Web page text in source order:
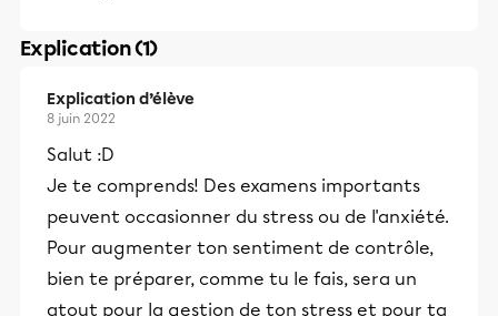
Explication (1)
Explication d’élève
8 juin 2022
Salut :D
Je te comprends! Des examens importants
peuvent occasionner du stress ou de l'anxiété.
Pour augmenter ton sentiment de contrôle,
bien te préparer, comme tu le fais, sera un
atout pour la gestion de ton stress et pour ta